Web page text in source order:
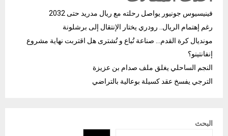
فينيسيوس جونيور يواصل رحلته مع ريال مدريد حتى 2032
رغم إهتمام الريال.. رودري يختار الإنتقال إلى برشلونة
مونديال كرة القدم… صناعة تُباع و تُشترى هل اقتربت نهاية مشروع
إنفانتينو؟
النجم الساحلي يغلق ملف صدام بن عزيزة
الترجي يفسخ عقد كسيلة بوعالية بالتراضي
البحث